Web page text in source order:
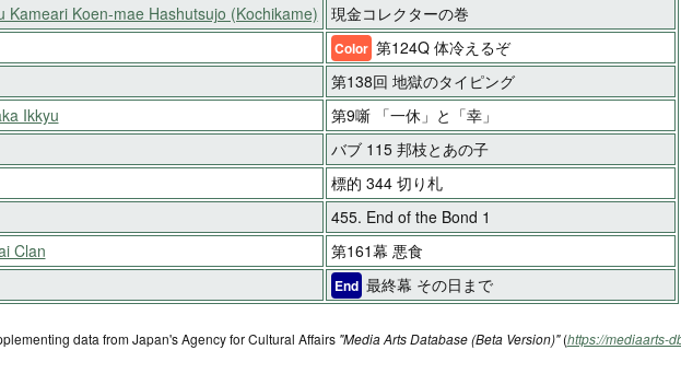
Kameari Koen-mae Hashutsujo (Kochikame)
現金コレクターの巻
Color 第124Q 体冷えるぞ
第138回 地獄のタイピング
Ikkyu
第9噺 「一休」と「幸」
バブ 115 邦枝とあの子
標的 344 切り札
455. End of the Bond 1
Clan
第161幕 悪食
End 最終幕 その日まで
data from Japan's Agency for Cultural Affairs "Media Arts Database (Beta Version)"(https://mediaarts-